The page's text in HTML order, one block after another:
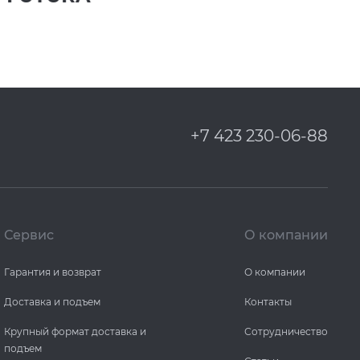
+7 423 230-06-88
Сервис
Гарантия и возврат
Доставка и подъем
Крупный формат доставка и
подъем
О компании
О компании
Контакты
Сотрудничество